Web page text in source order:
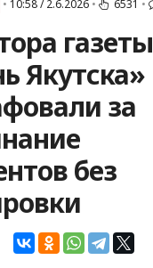
• 10:58 / 2.6.2026 • 6531 •
газеты
Якутска»
за
без